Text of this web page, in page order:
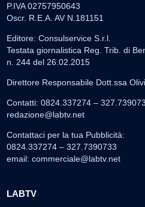
P.IVA 02757950643
Oscr. R.E.A. AV N.181151
Editore: Consulservice S.r.l.
Testata giornalistica Reg. Trib. di
n. 244 del 26.02.2015
Direttore Responsabile Dott.ssa
Contatti: 0824.337274 –
redazione@labtv.net
Contattaci per la tua Pubblicità:
0824.337274 – 327.7390733
email: commerciale@labtv.net
LABTV